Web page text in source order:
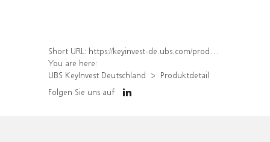
Short URL: https://keyinvest-de.ubs.com/produkt/detail/index/isin/DE000WA45550
You are here:
UBS KeyInvest Deutschland
Produktdetail
Folgen Sie uns auf